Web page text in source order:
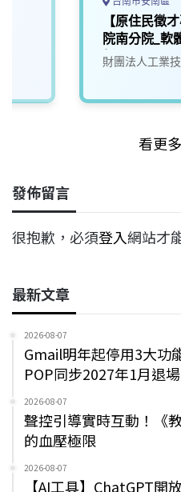
【原住民徵
院南分院_軟
新/T500)
財團法人工業
看更
發佈留言
很抱歉，必須登入網站才
最新文章
2026-08-07
Gmail明年起停用3大功
POP同步2027年1月退場
2026-08-07
聲控引導實時互動！《
的血壓極限
2026-08-07
【AI工具】ChatGPT開